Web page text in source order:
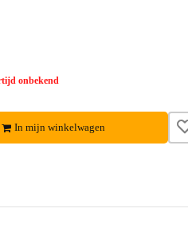
onbekend
In mijn winkelwagen